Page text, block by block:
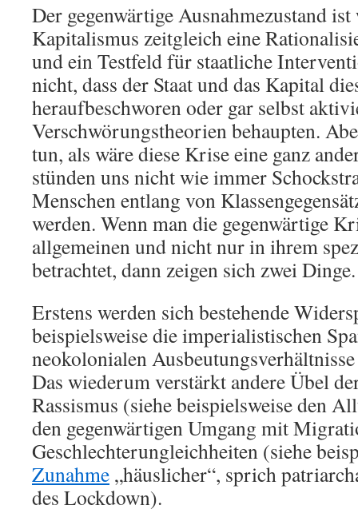
Der gegenwärtige Ausnahmezustand
Kapitalismus zeitgleich eine
und ein Testfeld für staatliche
nicht, dass der Staat und das Kapital
heraufbeschworen oder gar selbst
Verschwörungstheorien behaupten.
tun, als wäre diese Krise eine ganz
stünden uns nicht wie immer
Menschen entlang von
werden. Wenn man die gegenwärtige
allgemeinen und nicht nur in ihrem
betrachtet, dann zeigen sich zwei Dinge.
Erstens werden sich bestehende
beispielsweise die imperialistischen
neokolonialen
Das wiederum verstärkt andere Übel
Rassismus (siehe beispielsweise den
den gegenwärtigen Umgang mit
Geschlechterungleichheiten (siehe
Zunahme „häuslicher“, sprich
des Lockdown).